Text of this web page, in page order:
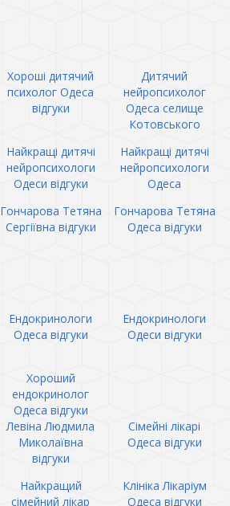
Хороші дитячий
психолог Одеса
відгуки
Дитячий
нейропсихолог
Одеса селище
Котовського
Найкращі дитячі
нейропсихологи
Одеси відгуки
Найкращі дитячі
нейропсихологи
Одеса
Гончарова Тетяна
Сергіївна відгуки
Гончарова Тетяна
Одеса відгуки
Ендокринологи
Одеса відгуки
Ендокринологи
Одеси відгуки
Хороший
ендокринолог
Одеса відгуки
Левіна Людмила
Миколаївна
відгуки
Сімейні лікарі
Одеса відгуки
Найкращий
сімейний лікар
Клініка Лікаріум
Одеса відгуки